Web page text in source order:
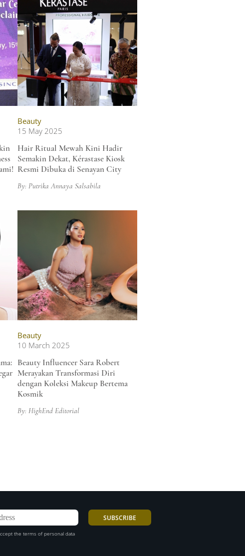
Beauty
15 May 2025
Hair Ritual Mewah Kini Hadir
Semakin Dekat, Kérastase Kiosk
Resmi Dibuka di Senayan City
By: Putrika Annaya Salsabila
Beauty
10 March 2025
Beauty Influencer Sara Robert
Merayakan Transformasi Diri
dengan Koleksi Makeup Bertema
Kosmik
By: HighEnd Editorial
the terms of personal data